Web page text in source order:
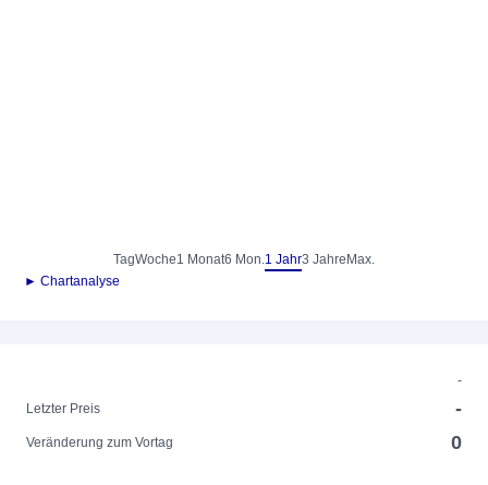
TagWoche1 Monat6 Mon.1 Jahr3 Jahre Max.
► Chartanalyse
-
Letzter Preis
-
Veränderung zum Vortag 0